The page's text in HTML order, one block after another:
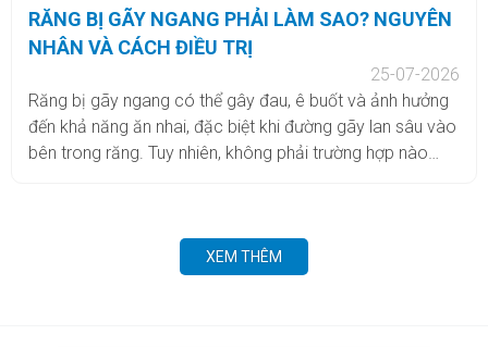
RĂNG BỊ GÃY NGANG PHẢI LÀM SAO? NGUYÊN
NHÂN VÀ CÁCH ĐIỀU TRỊ
25-07-2026
Răng bị gãy ngang có thể gây đau, ê buốt và ảnh hưởng
đến khả năng ăn nhai, đặc biệt khi đường gãy lan sâu vào
bên trong răng. Tuy nhiên, không phải trường hợp nào
phải làm sao? Cùng Nha khoa Nụ Cười Việt tìm hiểu chi
XEM THÊM